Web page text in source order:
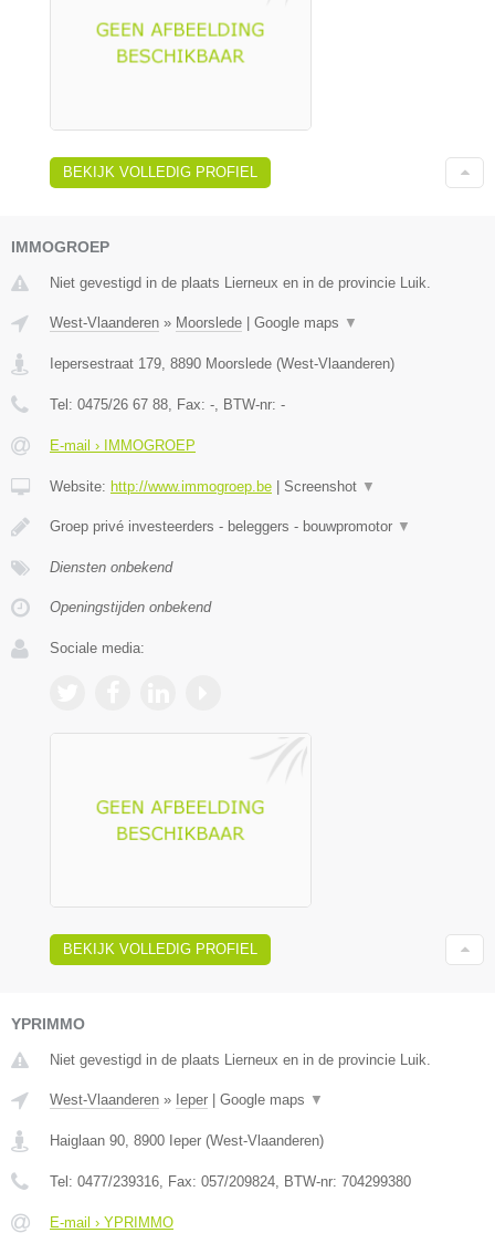
BEKIJK VOLLEDIG PROFIEL
IMMOGROEP
Niet gevestigd in de plaats Lierneux en in de provincie Luik.
West-Vlaanderen » Moorslede | Google maps ▼
Iepersestraat 179 8890 Moorslede (West-Vlaanderen)
Tel: 0475/26 67 88 , Fax: - , BTW-nr: -
E-mail › IMMOGROEP
Website: http://www.immogroep.be | Screenshot ▼
Groep privé investeerders - beleggers - bouwpromotor ▼
Diensten onbekend
Openingstijden onbekend
Sociale media:
BEKIJK VOLLEDIG PROFIEL
YPRIMMO
Niet gevestigd in de plaats Lierneux en in de provincie Luik.
West-Vlaanderen » Ieper Google maps ▼
Haiglaan 90, 8900 Ieper (West-Vlaanderen)
Tel: 0477/239316, Fax: 057/209824, BTW-nr: 704299380
E-mail › YPRIMMO